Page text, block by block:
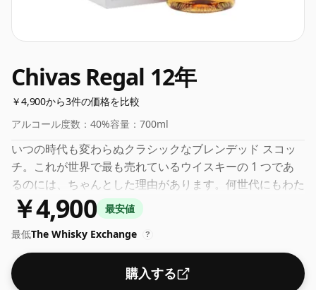
Chivas Regal 12年
￥4,900から3件の価格を比較
アルコール度数： 40%容量： 700ml
いつの時代も変わらぬクラシックなブレンデッド スコッ
チ。これが世界で最も売れているウイスキーの 1 つであ
るのには、ちゃんとした理由があります。何世代にもわた
って愛飲されてきたこのウイスキーは、飲みやすく、味覚
を刺激するのに十分な味わいがありながら、同時に、それ
ほど難しくはありません。タンブラーで氷を入れても入れ
なくても、どちらでもお楽しみいただけます。
￥4,900
最安値
最低The Whisky Exchange ?
購入する